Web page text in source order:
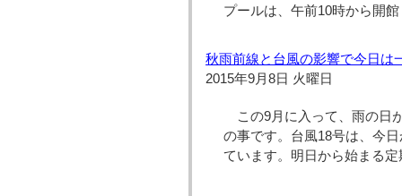
プールは、午前10時から開
秋雨前線と台風の影響で今日は
2015年9月8日 火曜日
この9月に入って、雨の日
の事です。台風18号は、今
ています。明日から始まる